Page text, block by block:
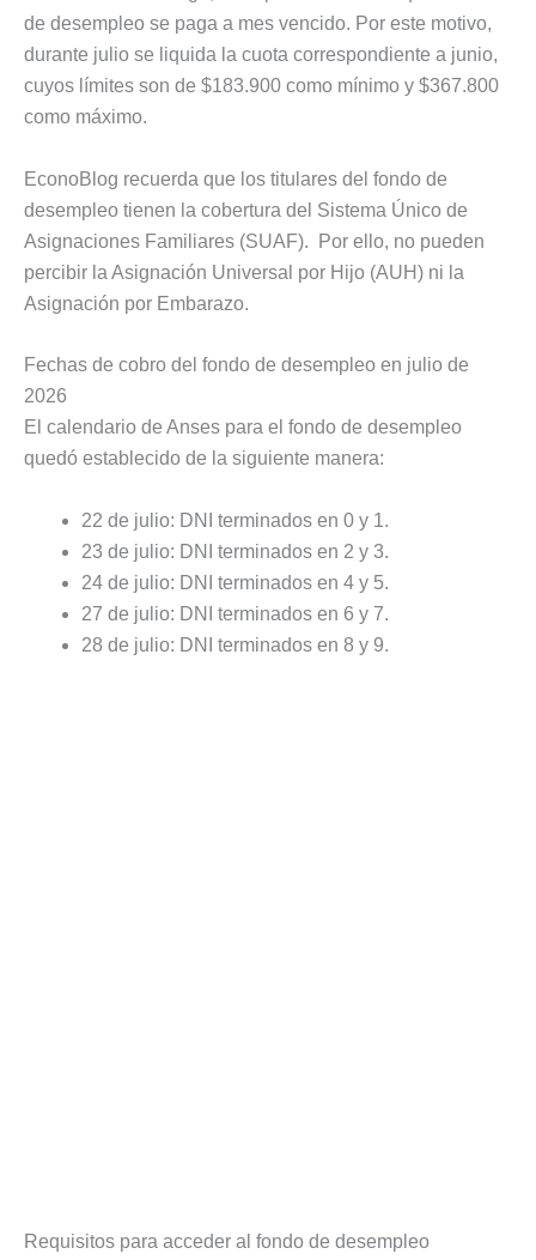
de desempleo se paga a mes vencido. Por este motivo,
durante julio se liquida la cuota correspondiente a junio,
cuyos límites son de $183.900 como mínimo y $367.800
como máximo.
EconoBlog recuerda que los titulares del fondo de
desempleo tienen la cobertura del Sistema Único de
Asignaciones Familiares (SUAF). Por ello, no pueden
percibir la Asignación Universal por Hijo (AUH) ni la
Asignación por Embarazo.
Fechas de cobro del fondo de desempleo en julio de
2026
El calendario de Anses para el fondo de desempleo
quedó establecido de la siguiente manera:
22 de julio: DNI terminados en 0 y 1.
23 de julio: DNI terminados en 2 y 3.
24 de julio: DNI terminados en 4 y 5.
27 de julio: DNI terminados en 6 y 7.
28 de julio: DNI terminados en 8 y 9.
Requisitos para acceder al fondo de desempleo